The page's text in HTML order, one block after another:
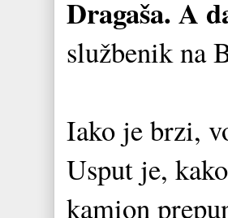
Dragaša. A
službenik na
Iako je brzi,
Usput je,
kamion